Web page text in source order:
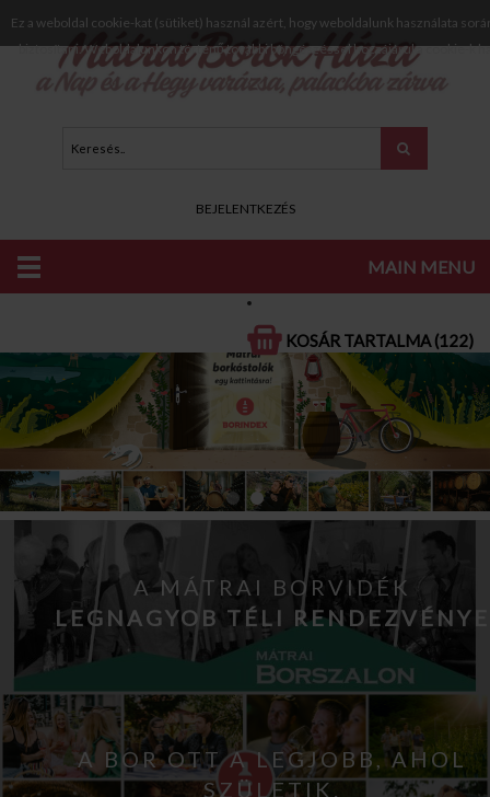
Ez a weboldal cookie-kat (sütiket) használ azért, hogy weboldalunk használata
biztosítani. Weboldalunkon történő további böngészéssel hozzájárul a cookie-k
BEJELENTKEZÉS
MAIN MENU
KOSÁR TARTALMA (122)
A MÁTRAI BORVIDÉK
LEGNAGYOB TÉLI RENDEZVÉNYE
A BOR OTT A LEGJOBB, AHOL
SZÜLETIK.